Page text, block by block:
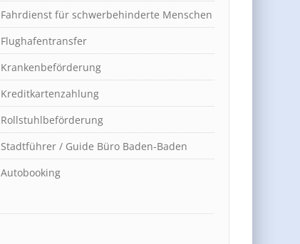
Fahrdienst für schwerbehinderte Menschen
Flughafentransfer
Krankenbeförderung
Kreditkartenzahlung
Rollstuhlbeförderung
Stadtführer / Guide Büro Baden-Baden
Autobooking